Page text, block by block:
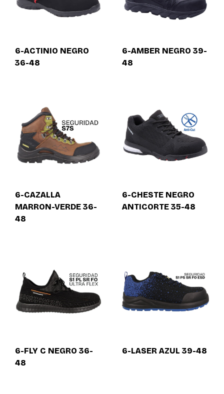
6-ACTINIO NEGRO
36-48
6-AMBER NEGRO 39-
48
6-CAZALLA
MARRON-VERDE 36-
48
6-CHESTE NEGRO
ANTICORTE 35-48
6-FLY C NEGRO 36-
48
6-LASER AZUL 39-48